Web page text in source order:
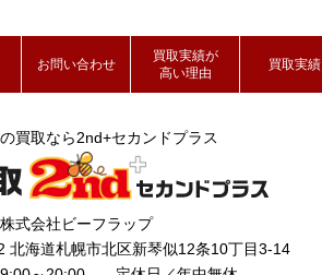
お問い合わせ
買取実績が
高い理由
買取実績
買取なら2nd+セカンドプラス
式会社ビーフラップ
北海道札幌市北区新琴似12条10丁目3-14